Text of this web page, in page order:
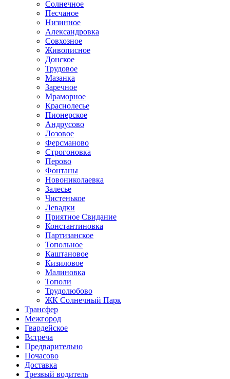
Солнечное
Песчаное
Низинное
Александровка
Совхозное
Живописное
Донское
Трудовое
Мазанка
Заречное
Мраморное
Краснолесье
Пионерское
Андрусово
Лозовое
Ферсманово
Строгоновка
Перово
Фонтаны
Новониколаевка
Залесье
Чистенькое
Левадки
Приятное Свидание
Константиновка
Партизанское
Топольное
Каштановое
Кизиловое
Малиновка
Тополи
Трудолюбово
ЖК Солнечный Парк
Трансфер
Межгород
Гвардейское
Встреча
Предварительно
Почасово
Доставка
Трезвый водитель